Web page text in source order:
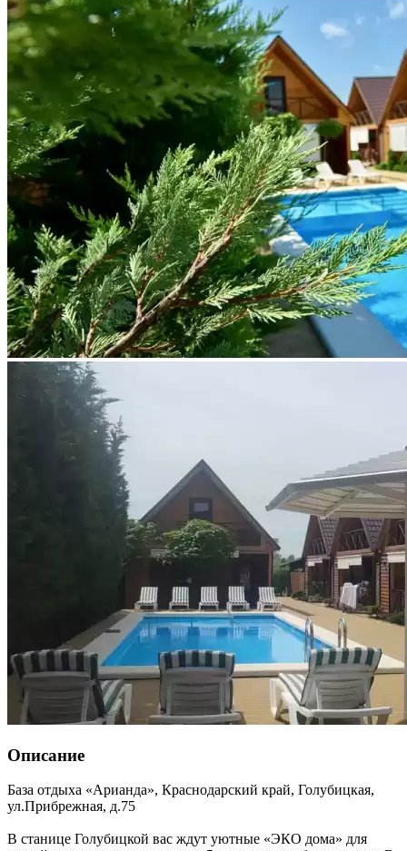
Описание
База отдыха «Арианда», Краснодарский край, Голубицкая,
ул.Прибрежная, д.75
В станице Голубицкой вас ждут уютные «ЭКО дома» для